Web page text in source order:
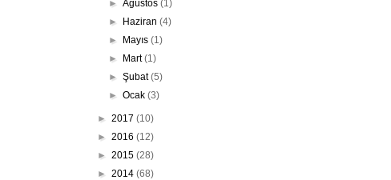
►Ağustos(1)
► Haziran(4)
► Mayıs(1)
► Mart(1)
►Şubat(5)
►Ocak(3)
► 2017 (10)
► 2016 (12)
► 2015 (28)
► 2014 (68)